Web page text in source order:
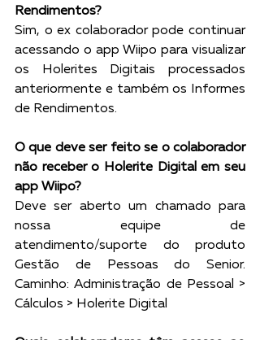
Rendimentos?
Sim, o ex colaborador pode continuar
acessando o app Wiipo para visualizar
os Holerites Digitais processados
anteriormente e também os Informes
de Rendimentos.
O que deve ser feito se o colaborador
não receber o Holerite Digital em seu
app Wiipo?
Deve ser aberto um chamado para
nossa equipe de
atendimento/suporte do produto
Gestão de Pessoas do Senior.
Caminho: Administração de Pessoal >
Cálculos > Holerite Digital